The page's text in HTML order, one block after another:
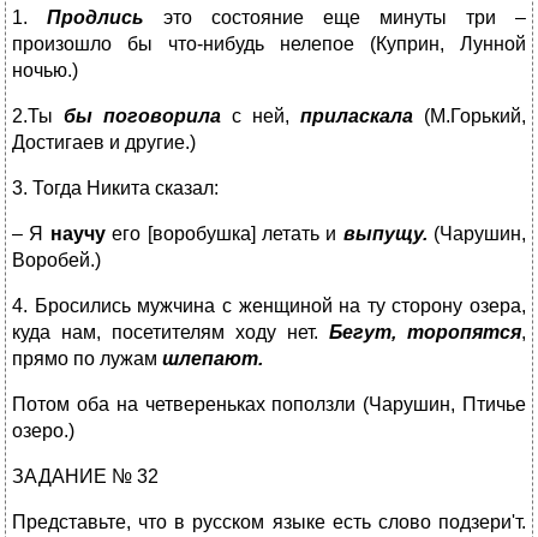
1. Продлись это состояние еще минуты три –
произошло бы что-нибудь нелепое (Куприн, Лунной
ночью.)
2.Ты бы поговорила с ней, приласкала (М.Горький,
Достигаев и другие.)
3. Тогда Никита сказал:
– Я научуего [воробушка] летать и выпущу. (Чарушин,
Воробей.)
4. Бросились мужчина с женщиной на ту сторону озера,
куда нам, посетителям ходу нет. Бегут, торопятся,
прямо по лужам шлепают.
Потом оба на четвереньках поползли (Чарушин, Птичье
озеро.)
ЗАДАНИЕ № 32
Представьте, что в русском языке есть слово подзери'т.